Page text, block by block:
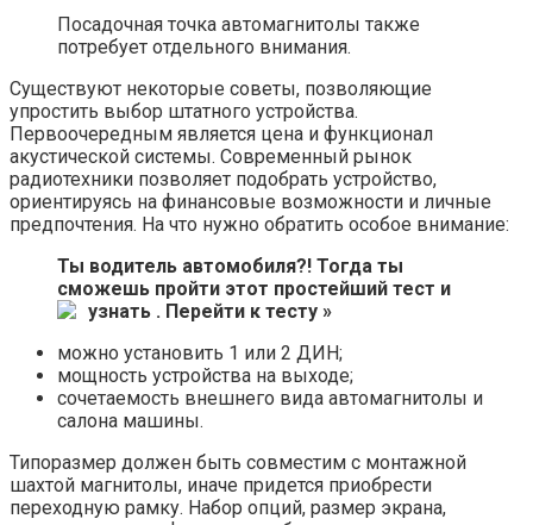
Посадочная точка автомагнитолы также
потребует отдельного внимания.
Существуют некоторые советы, позволяющие
упростить выбор штатного устройства.
Первоочередным является цена и функционал
акустической системы. Современный рынок
радиотехники позволяет подобрать устройство,
ориентируясь на финансовые возможности и личные
предпочтения. На что нужно обратить особое внимание:
Ты водитель автомобиля?! Тогда ты
сможешь пройти этот простейший тест и
узнать . Перейти к тесту »
можно установить 1 или 2 ДИН;
мощность устройства на выходе;
сочетаемость внешнего вида автомагнитолы и
салона машины.
Типоразмер должен быть совместим с монтажной
шахтой магнитолы, иначе придется приобрести
переходную рамку. Набор опций, размер экрана,